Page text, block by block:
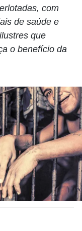
com
de saúde e
que
o benefício da